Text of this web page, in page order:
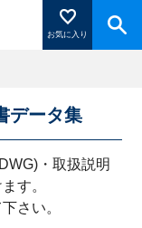
お気に入り
押すと登録した
データ集
・取扱説明
す。
さい。